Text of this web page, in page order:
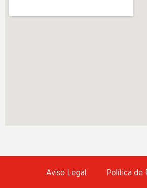
Aviso Legal Política de